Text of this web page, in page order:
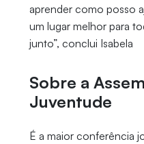
aprender como posso
um lugar melhor para
junto”, conclui Isabela
Sobre a
Juventude
É a maior conferência